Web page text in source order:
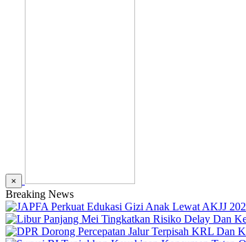
×
Breaking News